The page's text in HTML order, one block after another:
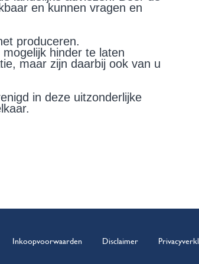
en kunnen vragen en
produceren.
hinder te laten
maar zijn daarbij ook van u
in deze uitzonderlijke
Inkoopvoorwaarden Disclaimer